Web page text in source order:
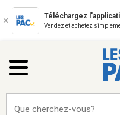
Téléchargez
Vendez et achetez
Que cherchez-vous?